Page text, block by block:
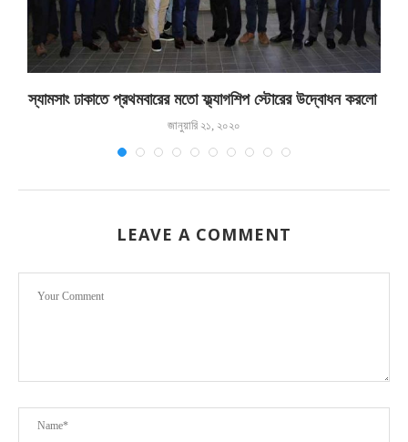
স্যামসাং ঢাকাতে প্রথমবারের মতো ফ্ল্যাগশিপ স্টোরের উদ্বোধন করলো
জানুয়ারি ২১, ২০২০
LEAVE A COMMENT